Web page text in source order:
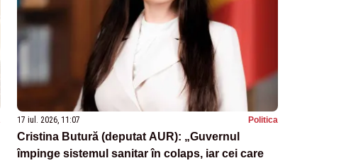
17 iul. 2026, 11:07 Politica
Cristina Butură (deputat AUR): „Guvernul
împinge sistemul sanitar în colaps, iar cei care